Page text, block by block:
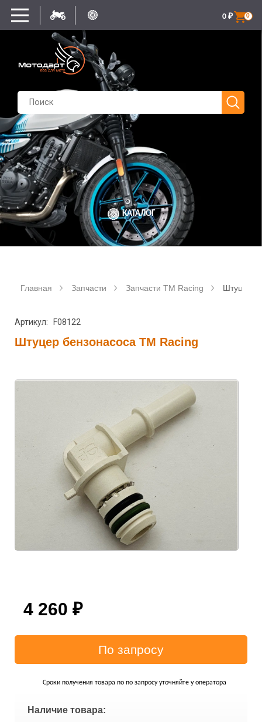
0
0 ₽
КАТАЛОГ
Главная Запчасти Запчасти TM Racing Штуцер
Артикул: F08122
Штуцер бензонасоса TM Racing
4 260 ₽
Сроки получения товара по по запросу уточняйте у оператора
Наличие товара: